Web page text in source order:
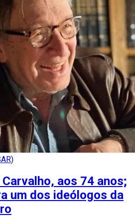
aos 74 anos;
um dos ideólogos da